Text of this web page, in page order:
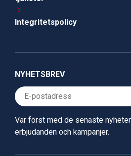
Integritetspolicy
NYHETSBREV
Var först med de senaste
erbjudanden och kampanjer.